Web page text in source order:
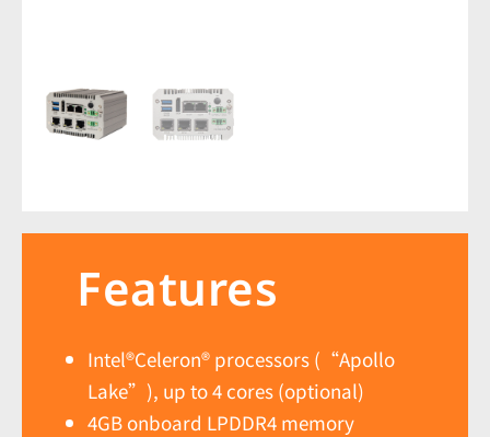
Features
Intel®Celeron® processors (“Apollo
Lake”), up to 4 cores (optional)
4GB onboard LPDDR4 memory